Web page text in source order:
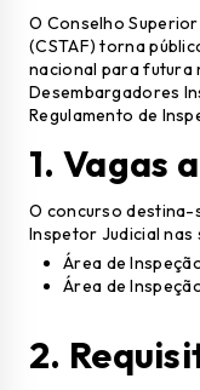
O Conselho
(CSTAF) torna
nacional para futura
Desembargadores
Regulamento de
1. Vagas
O concurso destina-
Inspetor Judicial nas
Área de
Área de
2.